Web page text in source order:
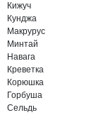
Кижуч
Кунджа
Макрурус
Минтай
Навага
Креветка
Корюшка
Горбуша
Сельдь